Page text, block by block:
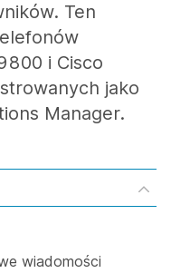
Ten
i Cisco
jako
Manager.
wiadomości